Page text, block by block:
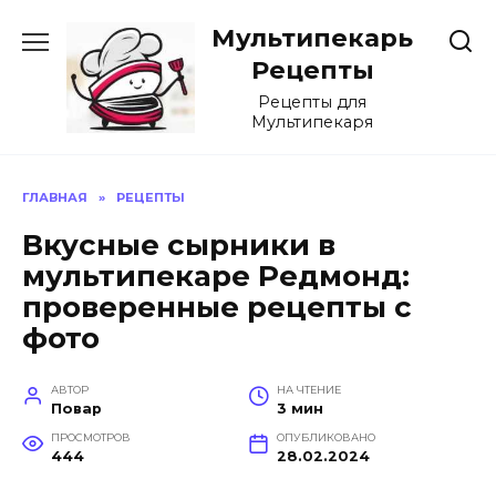
содержанию
Мультипекарь
Рецепты
Рецепты для
Мультипекаря
ГЛАВНАЯ » РЕЦЕПТЫ
Вкусные сырники в
мультипекаре Редмонд:
проверенные рецепты с
фото
АВТОР
Повар
НА ЧТЕНИЕ
3 мин
ПРОСМОТРОВ
444
ОПУБЛИКОВАНО
28.02.2024